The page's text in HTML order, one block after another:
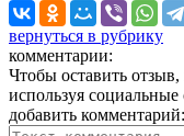
вернуться в рубрику
комментарии:
Чтобы оставить
используя социальные
добавить комментарий: